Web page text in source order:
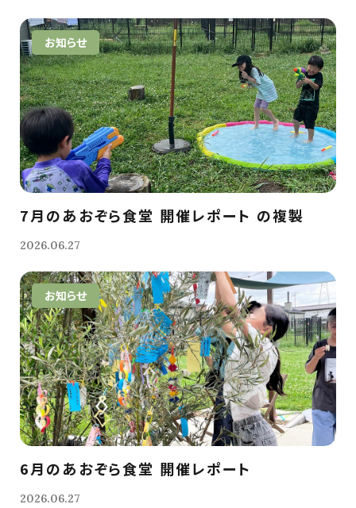
お知らせ
7月のあおぞら食堂 開催レポート の複製
2026.06.27
お知らせ
6月のあおぞら食堂 開催レポート
2026.06.27